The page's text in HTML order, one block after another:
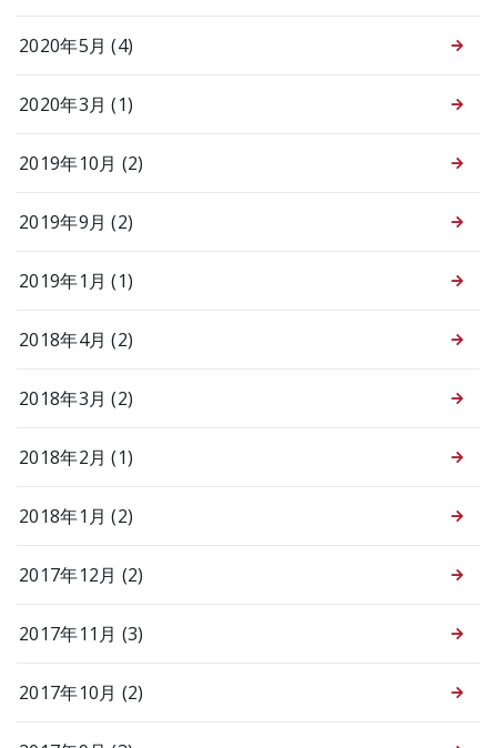
2020年5月 (4)
2020年3月 (1)
2019年10月 (2)
2019年9月 (2)
2019年1月 (1)
2018年4月 (2)
2018年3月 (2)
2018年2月 (1)
2018年1月 (2)
2017年12月 (2)
2017年11月 (3)
2017年10月 (2)